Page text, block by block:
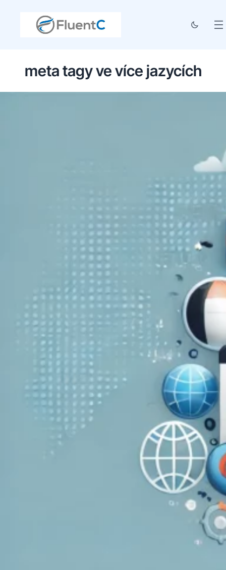
meta tagy ve více jazycích